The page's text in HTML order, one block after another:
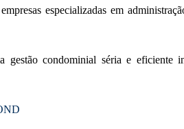
especializadas em
gestão condominial séria e eficiente